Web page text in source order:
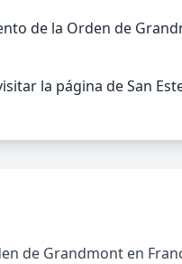
de la Orden de
la página de San
de Grandmont en